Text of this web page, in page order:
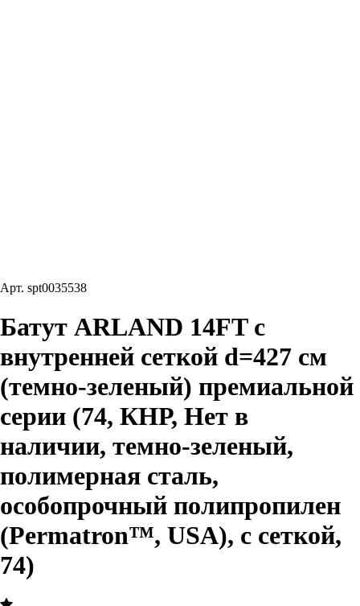
Арт. spt0035538
Батут ARLAND 14FT с
внутренней сеткой d=427 см
(темно-зеленый) премиальной
серии (74, КНР, Нет в
наличии, темно-зеленый,
полимерная сталь,
особопрочный полипропилен
(Permatron™, USA), с сеткой,
74)